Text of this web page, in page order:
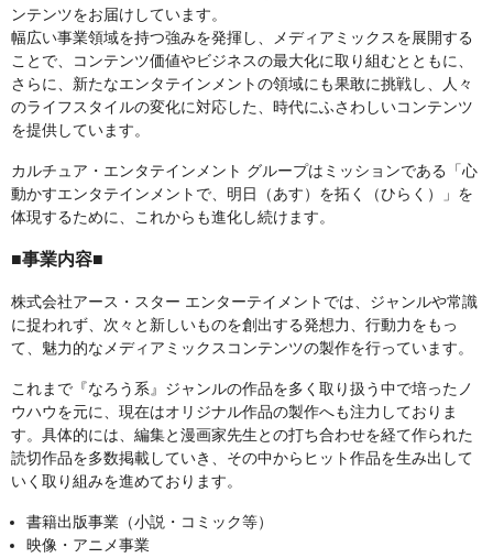
ンテンツをお届けしています。
幅広い事業領域を持つ強みを発揮し、メディアミックスを展開する
ことで、コンテンツ価値やビジネスの最大化に取り組むとともに、
さらに、新たなエンタテインメントの領域にも果敢に挑戦し、人々
のライフスタイルの変化に対応した、時代にふさわしいコンテンツ
を提供しています。
カルチュア・エンタテインメント グループはミッションである「心
動かすエンタテインメントで、明日（あす）を拓く（ひらく）」を
体現するために、これからも進化し続けます。
■事業内容■
株式会社アース・スター エンターテイメントでは、ジャンルや常識
に捉われず、次々と新しいものを創出する発想力、行動力をもっ
て、魅力的なメディアミックスコンテンツの製作を行っています。
これまで『なろう系』ジャンルの作品を多く取り扱う中で培ったノ
ウハウを元に、現在はオリジナル作品の製作へも注力しておりま
す。具体的には、編集と漫画家先生との打ち合わせを経て作られた
読切作品を多数掲載していき、その中からヒット作品を生み出して
いく取り組みを進めております。
書籍出版事業（小説・コミック等）
映像・アニメ事業